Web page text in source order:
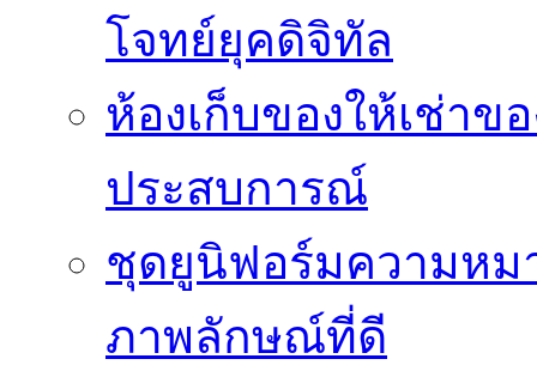
โจทย์ยุคดิจิทัล
ห้องเก็บของให้เช่าข
ประสบการณ์
ชุดยูนิฟอร์มความหม
ภาพลักษณ์ที่ดี